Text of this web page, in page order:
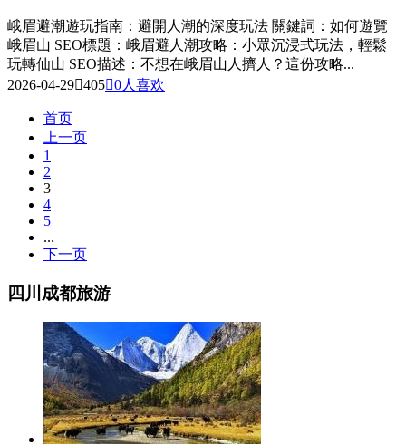
峨眉避潮遊玩指南：避開人潮的深度玩法 關鍵詞：如何遊覽
峨眉山 SEO標題：峨眉避人潮攻略：小眾沉浸式玩法，輕鬆
玩轉仙山 SEO描述：不想在峨眉山人擠人？這份攻略...
2026-04-294050人喜欢
首页
上一页
1
2
3
4
5
...
下一页
四川成都旅游